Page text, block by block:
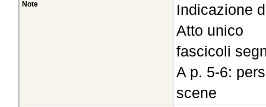
Note
Indicazione
Atto unico
fascicoli
A p. 5-6:
scene